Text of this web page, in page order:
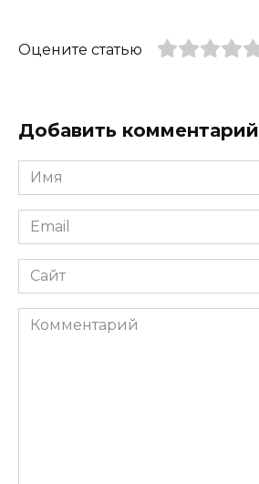
Оцените статью
Добавить комментарий
Имя
*
Email
*
Сайт
Комментарий